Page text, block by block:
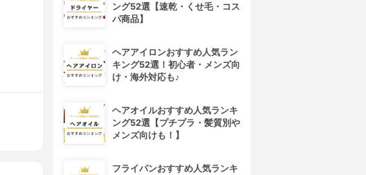
ング52選【速乾・くせ毛・コス
パ商品】
ヘアアイロンおすすめ人気ラン
キング52選！初心者・メンズ向
け・海外対応も♪
ヘアオイルおすすめ人気ランキ
ング52選【プチプラ・髪質別や
メンズ向けも！】
フライパンおすすめ人気ランキ